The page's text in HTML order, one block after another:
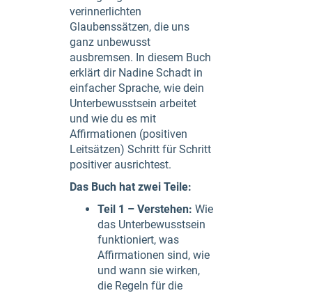
verinnerlichten
Glaubenssätzen, die uns
ganz unbewusst
ausbremsen. In diesem Buch
erklärt dir Nadine Schadt in
einfacher Sprache, wie dein
Unterbewusstsein arbeitet
und wie du es mit
Affirmationen (positiven
Leitsätzen) Schritt für Schritt
positiver ausrichtest.
Das Buch hat zwei Teile:
Teil 1 – Verstehen: Wie
das Unterbewusstsein
funktioniert, was
Affirmationen sind, wie
und wann sie wirken,
die Regeln für die